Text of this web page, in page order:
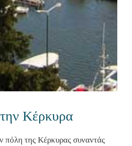
Κέρκυρα
πόλη της Κέρκυρας συναντάς